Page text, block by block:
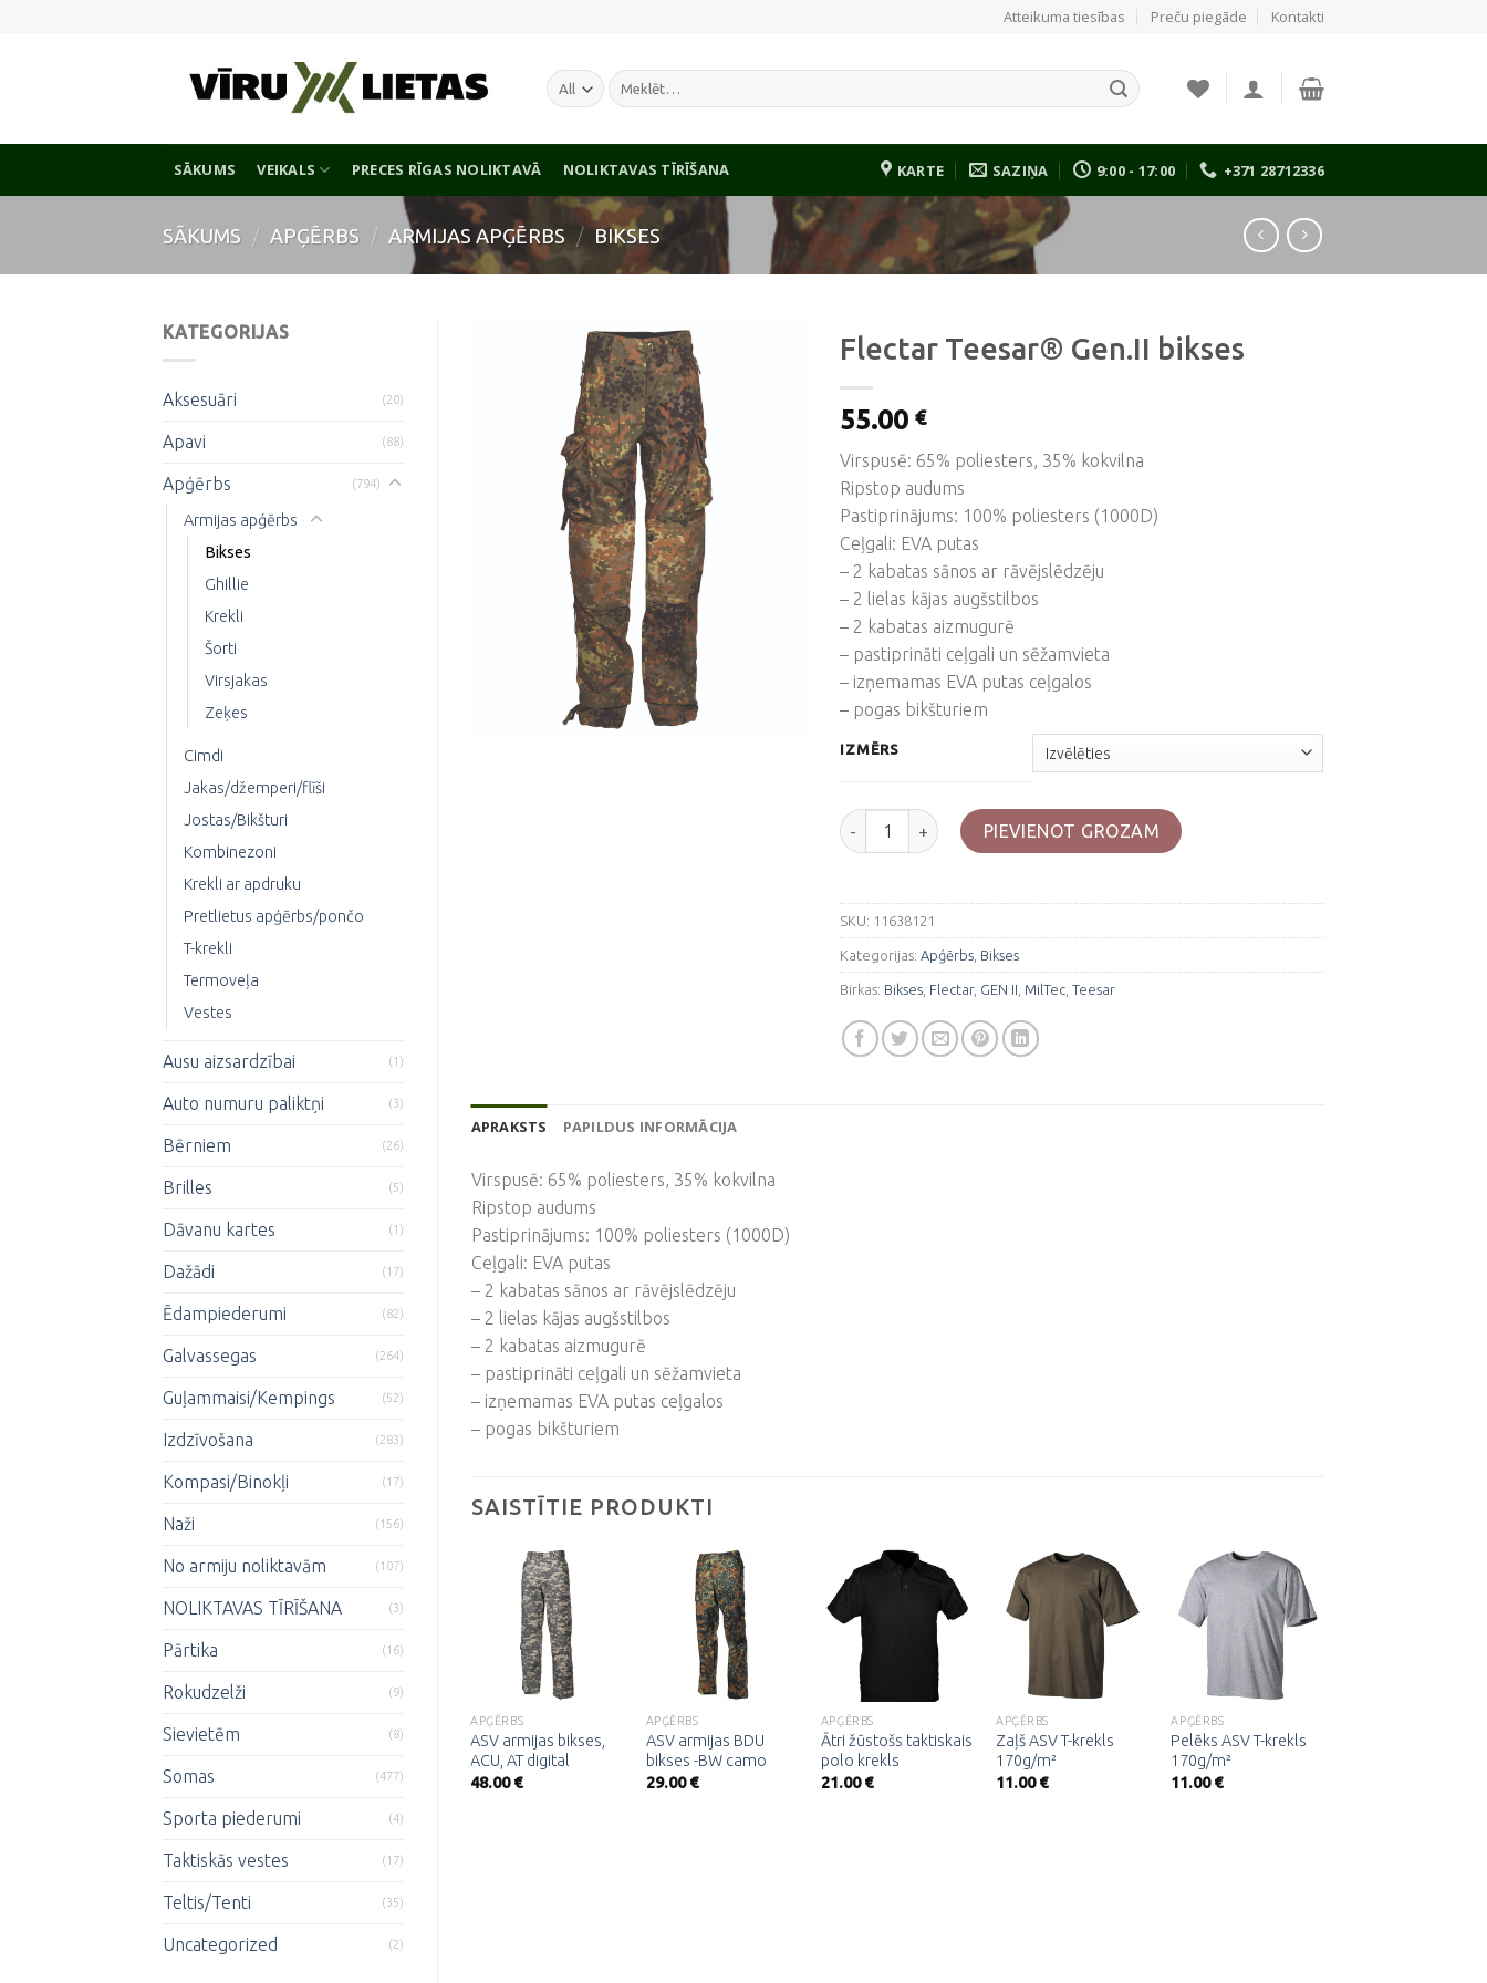
Atteikuma tiesības Preču piegāde Kontakti
Meklēt:
SĀKUMS VEIKALS PRECES RĪGAS NOLIKTAVĀ NOLIKTAVAS TĪRĪŠANA KARTE SAZIŅA 9:00 - 17:00 +371 28712336
SĀKUMS / APĢĒRBS / ARMIJAS APĢĒRBS / BIKSES
KATEGORIJAS
Aksesuāri (20)
Apavi (88)
Apģērbs (794)
Armijas apģērbs
Bikses
Ghillie
Krekli
Šorti
Virsjakas
Zeķes
Cimdi
Jakas/džemperi/flīši
Jostas/Bikšturi
Kombinezoni
Krekli ar apdruku
Pretlietus apģērbs/pončo
T-krekli
Termoveļa
Vestes
Ausu aizsardzībai (1)
Auto numuru paliktņi (3)
Bērniem (26)
Brilles (5)
Dāvanu kartes (1)
Dažādi (17)
Ēdampiederumi (82)
Galvassegas (264)
Guļammaisi/Kempings (52)
Izdzīvošana (283)
Kompasi/Binokļi (17)
Naži (156)
No armiju noliktavām (107)
NOLIKTAVAS TĪRĪŠANA (3)
Pārtika (16)
Rokudzelži (9)
Sievietēm (8)
Somas (477)
Sporta piederumi (4)
Taktiskās vestes (17)
Teltis/Tenti (35)
Uncategorized (2)
Flectar Teesar® Gen.II bikses
55.00€
Virspusē: 65% poliesters, 35% kokvilna
Ripstop audums
Pastiprinājums: 100% poliesters (1000D)
Ceļgali: EVA putas
– 2 kabatas sānos ar rāvējslēdzēju
– 2 lielas kājas augšstilbos
– 2 kabatas aizmugurē
– pastiprināti ceļgali un sēžamvieta
– izņemamas EVA putas ceļgalos
– pogas bikšturiem
IZMĒRS
Flectar Teesar® Gen.II bikses daudzums
PIEVIENOT GROZAM
SKU: 11638121
Kategorijas:Apģērbs Bikses
Birkas: Bikses Flectar, GEN II MilTec ,Teesar
APRAKSTS PAPILDUS INFORMĀCIJA
Virspusē: 65% poliesters, 35% kokvilna
Ripstop audums
Pastiprinājums: 100% poliesters (1000D)
Ceļgali: EVA putas
– 2 kabatas sānos ar rāvējslēdzēju
– 2 lielas kājas augšstilbos
– 2 kabatas aizmugurē
– pastiprināti ceļgali un sēžamvieta
– izņemamas EVA putas ceļgalos
– pogas bikšturiem
SAISTĪTIE PRODUKTI
Pievienot
vēlmju
sarakstam
APĢĒRBS
ASV armijas bikses,
ACU, AT digital
48.00€
Pievienot
vēlmju
sarakstam
APĢĒRBS
ASV armijas BDU
bikses -BW camo
29.00€
Pievienot
vēlmju
sarakstam
APĢĒRBS
Ātri žūstošs taktiskais
polo krekls
21.00€
Pievienot
vēlmju
APĢĒRBS
Zaļš ASV T-krekls
170g/m²
11.00€
Pievienot
vēlmju
sarakstam
APĢĒRBS
Pelēks ASV T-krekls
170g/m²
11.00€
Pievienot
ASV T-krekls
11.00€
Pievienot
Zaļa vasaras virsjaka
44.00